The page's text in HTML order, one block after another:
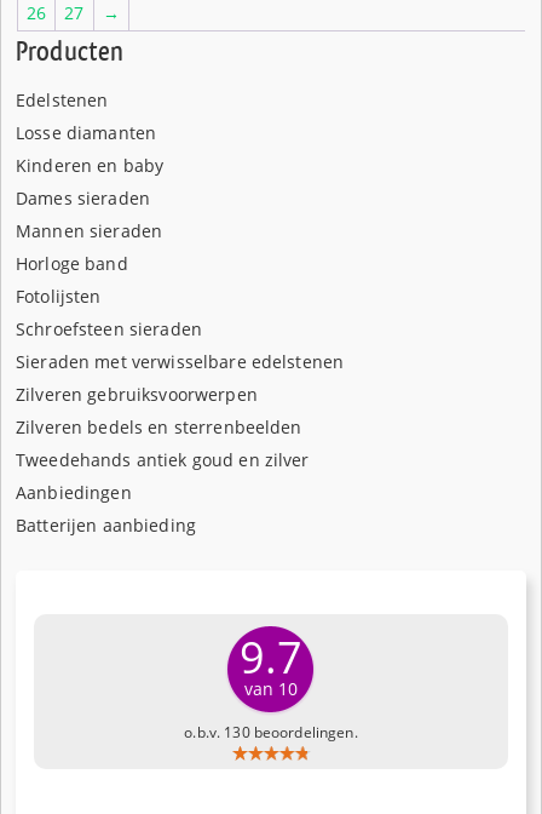
Producten
Edelstenen
Losse diamanten
Kinderen en baby
Dames sieraden
Mannen sieraden
Horloge band
Fotolijsten
Schroefsteen sieraden
Sieraden met verwisselbare edelstenen
Zilveren gebruiksvoorwerpen
Zilveren bedels en sterrenbeelden
Tweedehands antiek goud en zilver
Aanbiedingen
Batterijen aanbieding
9.7
van 10
o.b.v. 130 beoordelingen.
26
27 →